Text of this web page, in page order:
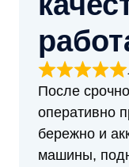
После
оперативно
бережно и
машины,